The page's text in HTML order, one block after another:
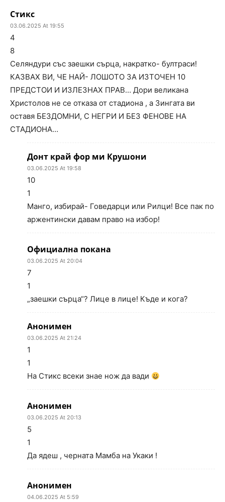
Стикс
03.06.2025 At 19:55
4
8
Селяндури със заешки сърца, накратко- бултраси!
КАЗВАХ ВИ, ЧЕ НАЙ- ЛОШОТО ЗА ИЗТОЧЕН 10
ПРЕДСТОИ И ИЗЛЕЗНАХ ПРАВ… Дори великана
Христолов не се отказа от стадиона , а Зингата ви
оставя БЕЗДОМНИ, С НЕГРИ И БЕЗ ФЕНОВЕ НА
СТАДИОНА…
Донт край фор ми Крушони
03.06.2025 At 19:58
10
1
Манго, избирай- Говедарци или Рилци! Все пак по
аржентински давам право на избор!
Официална покана
03.06.2025 At 20:04
7
1
„заешки сърца“? Лице в лице! Къде и кога?
Анонимен
03.06.2025 At 21:24
1
1
На Стикс всеки знае нож да вади
Анонимен
03.06.2025 At 20:13
5
1
Да ядеш , черната Мамба на Укаки !
Анонимен
04.06.2025 At 5:59